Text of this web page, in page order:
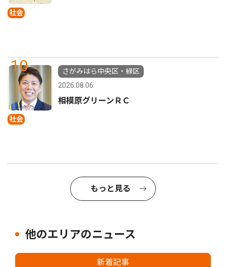
社会
10
社会
さがみはら中央区・緑区
2026.08.06
相模原グリーンＲＣ
もっと見る
他のエリアのニュース
新着記事